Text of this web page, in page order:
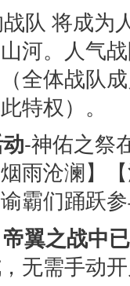
队 将成为
河。人气
全体战队
特权）。
-神佑之祭
雨沧澜】
霸们踊跃
帝翼之战中
，无需手动